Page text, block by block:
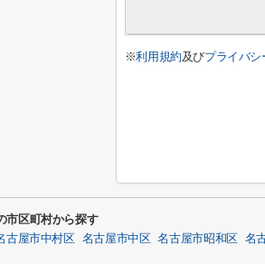
※利用規約及びプライバシ
市区町村から探す
古屋市中村区 名古屋市中区 名古屋市昭和区 名